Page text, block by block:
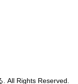
All Rights Reserved.